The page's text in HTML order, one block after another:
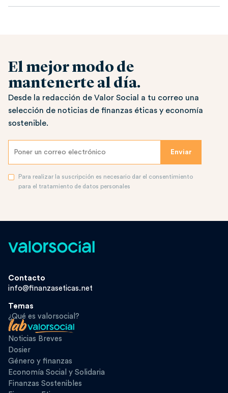
El mejor modo de
mantenerte al día.
Desde la redacción de Valor Social a tu correo una
selección de noticias de finanzas éticas y economía
sostenible.
Para realizar la suscripción es necesario dar el consentimiento
para el tratamiento de datos personales
Contacto
info@finanzaseticas.net
Temas
¿Qué es valorsocial?
Noticias Breves
Dosier
Género y finanzas
Economía Social y Solidaria
Finanzas Sostenibles